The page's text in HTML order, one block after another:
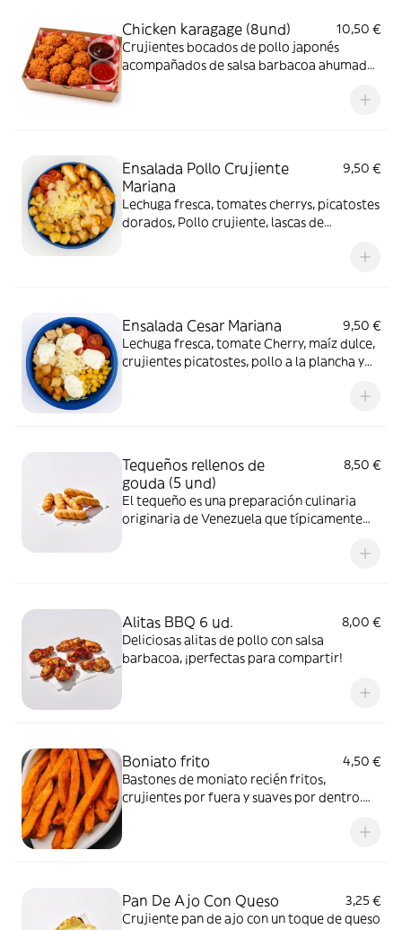
Chicken karagage (8und)
10,50 €
Crujientes bocados de pollo japonés
acompañados de salsa barbacoa ahumada
Ensalada Pollo Crujiente
Mariana
9,50 €
Lechuga fresca, tomates cherrys, picatostes
dorados, Pollo crujiente, lascas de
Ensalada Cesar Mariana
9,50 €
Lechuga fresca, tomate Cherry, maíz dulce,
crujientes picatostes, pollo a la plancha y
Acompañada de una cremosa salsa César.
Tequeños rellenos de
gouda (5 und)
8,50 €
El tequeño es una preparación culinaria
originaria de Venezuela que típicamente
frita, rellena de queso blanco venezolano
Alitas BBQ 6 ud.
8,00 €
Deliciosas alitas de pollo con salsa
barbacoa, ¡perfectas para compartir!
Boniato frito
4,50 €
Bastones de moniato recién fritos,
crujientes por fuera y suaves por dentro.
Pan De Ajo Con Queso
3,25 €
Crujiente pan de ajo con un toque de queso